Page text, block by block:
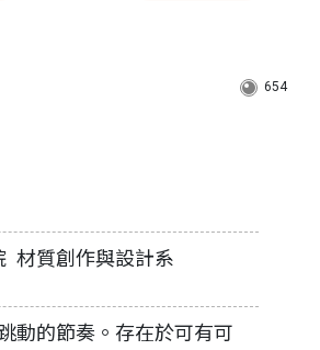
654
材質創作與設計系
動的節奏。存在於可有可